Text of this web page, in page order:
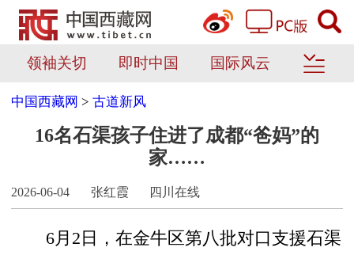
领袖关切 即时中国 国际风云
中国西藏网 >古道新风
16名石渠孩子住进了成都“爸妈”的
家……
2026-06-04 张红霞 四川在线
6月2日，在金牛区第八批对口支援石渠